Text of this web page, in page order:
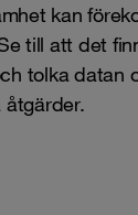
kan
till att det
tolka datan